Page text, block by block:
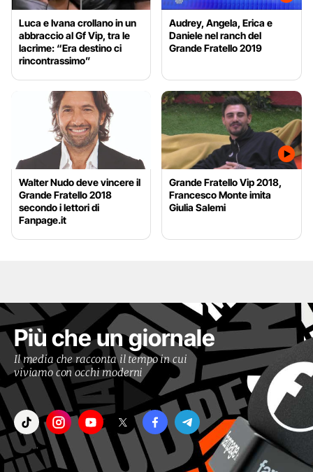
Luca e Ivana crollano in un
abbraccio al Gf Vip, tra le
lacrime: “Era destino ci
rincontrassimo”
Audrey, Angela, Erica e
Daniele nel ranch del
Grande Fratello 2019
Walter Nudo deve vincere il
Grande Fratello 2018
secondo i lettori di
Fanpage.it
Grande Fratello Vip 2018,
Francesco Monte imita
Giulia Salemi
Più che un giornale
Il media che racconta il tempo in cui
viviamo con occhi moderni